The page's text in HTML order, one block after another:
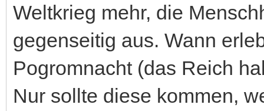
Weltkrieg mehr, die
gegenseitig aus. Wann
Pogromnacht (das Reich
Nur sollte diese kommen,